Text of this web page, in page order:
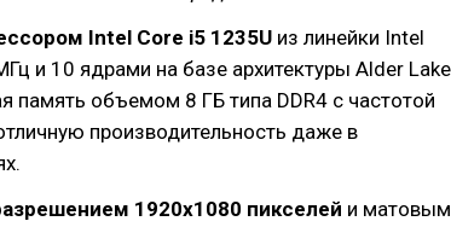
Intel Core i5 1235U из линейки Intel
и 10 ядрами на базе архитектуры Alder
память объемом 8 ГБ типа DDR4 с частотой
производительность даже в
1920x1080 пикселей и матовым